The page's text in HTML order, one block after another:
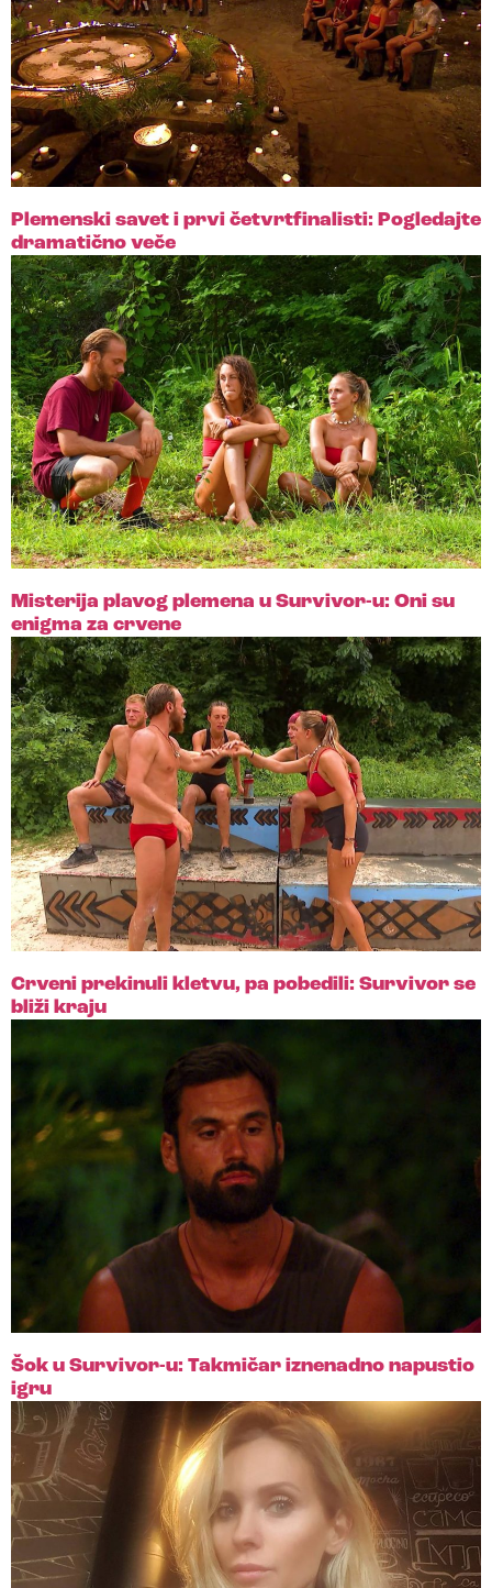
Plemenski savet i prvi četvrtfinalisti: Pogledajte
dramatično veče
Misterija plavog plemena u Survivor-u: Oni su
enigma za crvene
Crveni prekinuli kletvu, pa pobedili: Survivor se
bliži kraju
Šok u Survivor-u: Takmičar iznenadno napustio
igru